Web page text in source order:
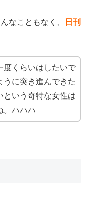
なこともなく、
日刊
くらいはしたいで
に突き進んできた
という奇特な女性は
。ハハハ